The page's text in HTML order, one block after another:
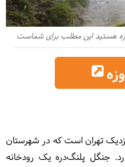
هستید این مطلب برای شماست
تهران است که در شهرستان
جنگل پلنگ‌دره یک رودخانه